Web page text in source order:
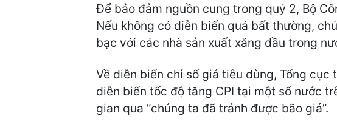
Để bảo đảm nguồn cung trong quý 2, Bộ
Nếu không có diễn biến quá bất thường,
bạc với các nhà sản xuất xăng dầu trong
Về diễn biến chỉ số giá tiêu dùng, Tổng
diễn biến tốc độ tăng CPI tại một số nước
gian qua “chúng ta đã tránh được bão giá”.